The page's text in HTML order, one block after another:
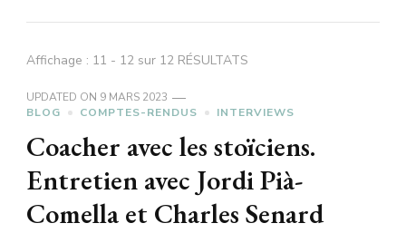
Affichage : 11 - 12 sur 12 RÉSULTATS
UPDATED ON 9 MARS 2023
BLOG
COMPTES-RENDUS INTERVIEWS
Coacher avec les stoïciens.
Entretien avec Jordi Pià-
Comella et Charles Senard